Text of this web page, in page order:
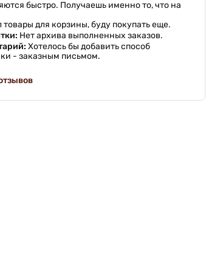
быстро. Получаешь именно то, что на
для корзины, буду покупать еще.
Нет архива выполненных заказов.
Хотелось бы добавить способ
- заказным письмом.